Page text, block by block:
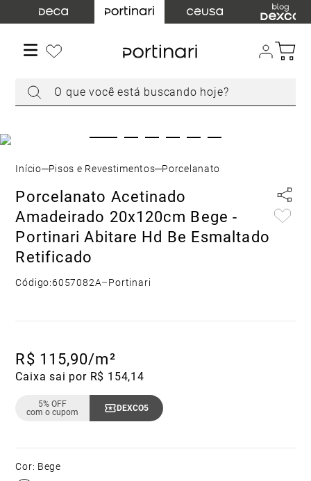
O que você está buscando hoje?
Pisos e Revestimentos Porcelanato
Porcelanato Acetinado
Amadeirado 20x120cm Bege -
Portinari Abitare Hd Be Esmaltado
Retificado
Código:6057082A–Portinari
R$ 115,90/m²
Caixa sai por R$ 154,14
5% OFF
com o cupom
DEXCO5
Cor: Bege
TERMOS MAIS BUSCADOS
cuba
acabamento registro
4º
chuveiro
8
toalheiro
9º
torneira parede
10º cuba embutir